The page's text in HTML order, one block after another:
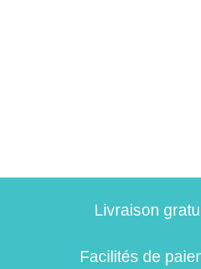
Livraison
Facilités de